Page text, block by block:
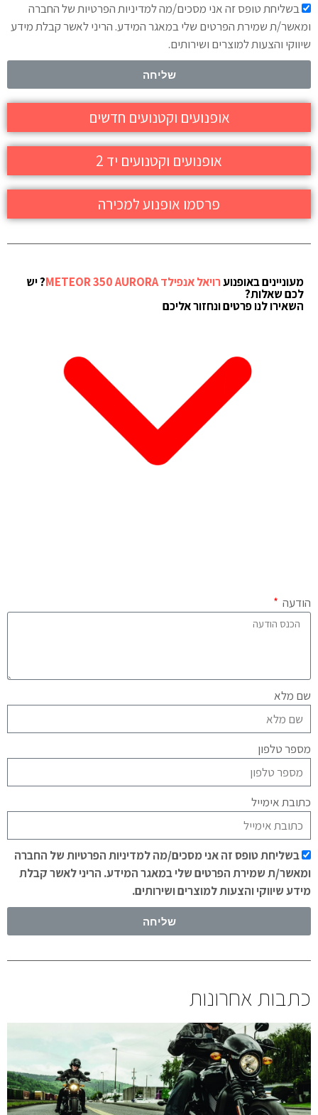
בשליחת טופס זה אני מסכים/מה למדיניות הפרטיות של החברה
ומאשר/ת שמירת הפרטים שלי במאגר המידע. הריני לאשר קבלת מידע
שיווקי והצעות למוצרים ושירותים.
שליחה
אופנועים וקטנועים חדשים
אופנועים וקטנועים יד 2
פרסמו אופנוע למכירה
מעוניינים באופנוערויאל אנפילד METEOR 350 AURORA ? יש
לכם שאלות?
השאירו לנו פרטים ונחזור אליכם
הודעה
שם מלא
מספר טלפון
כתובת אימייל
בשליחת טופס זה אני מסכים/מה למדיניות הפרטיות של החברה
ומאשר/ת שמירת הפרטים שלי במאגר המידע. הריני לאשר קבלת
מידע שיווקי והצעות למוצרים ושירותים.
שליחה
כתבות אחרונות